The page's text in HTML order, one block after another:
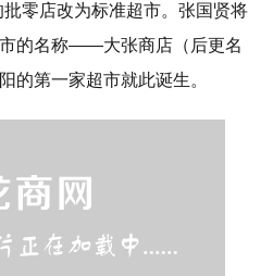
零店改为标准超市。张国贤将
的名称——大张商店（后更名
的第一家超市就此诞生。